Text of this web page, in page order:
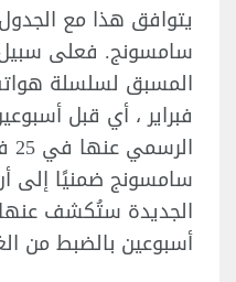
يتوافق هذا مع
سامسونج. فعلى سبيل
فبراير ، أي قبل
سامسونج ضمنيًا إلى
أسبوعين بالضبط من